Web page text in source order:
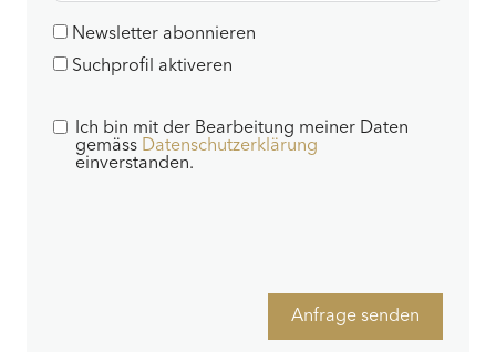
Newsletter abonnieren
Suchprofil aktiveren
Ich bin mit der Bearbeitung meiner Daten
gemäss Datenschutzerklärung
einverstanden.
Anfrage senden